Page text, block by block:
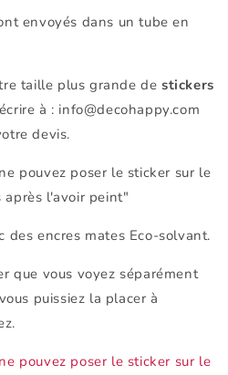
envoyés dans un tube en
taille plus grande de stickers
à : info@decohappy.com
devis.
pouvez poser le sticker sur le
après l'avoir peint"
des encres mates Eco-solvant.
que vous voyez séparément
puissiez la placer à
pouvez poser le sticker sur le